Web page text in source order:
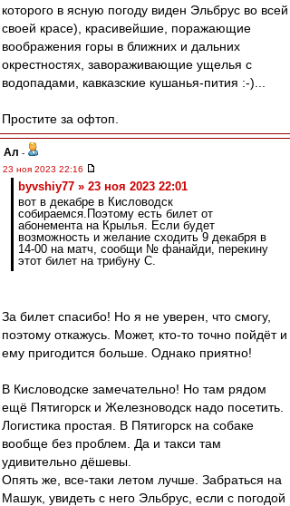
которого в ясную погоду виден Эльбрус во всей
своей красе), красивейшие, поражающие
воображения горы в ближних и дальних
окрестностях, завораживающие ущелья с
водопадами, кавказские кушанья-пития :-)...
Простите за офтоп.
Ал -
23 ноя 2023 22:16
byvshiy77 » 23 ноя 2023 22:01
вот в декабре в Кисловодск
собираемся.Поэтому есть билет от
абонемента на Крылья. Если будет
возможность и желание сходить 9 декабря в
14-00 на матч, сообщи № фанайди, перекину
этот билет на трибуну С.
За билет спасибо! Но я не уверен, что смогу,
поэтому откажусь. Может, кто-то точно пойдёт и
ему пригодится больше. Однако приятно!
В Кисловодске замечательно! Но там рядом
ещё Пятигорск и Железноводск надо посетить.
Логистика простая. В Пятигорск на собаке
вообще без проблем. Да и такси там
удивительно дёшевы.
Опять же, все-таки летом лучше. Забраться на
Машук, увидеть с него Эльбрус, если с погодой